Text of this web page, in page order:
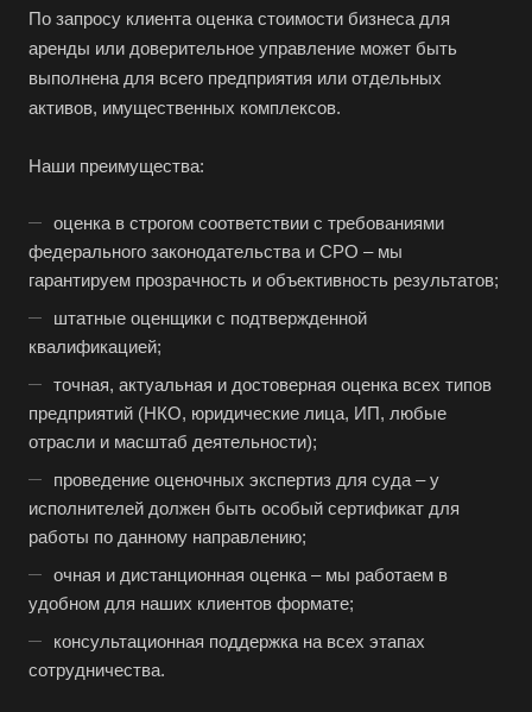
По запросу клиента оценка стоимости бизнеса для
аренды или доверительное управление может быть
выполнена для всего предприятия или отдельных
активов, имущественных комплексов.
Наши преимущества:
оценка в строгом соответствии с требованиями
федерального законодательства и СРО – мы
гарантируем прозрачность и объективность результатов;
штатные оценщики с подтвержденной
квалификацией;
точная, актуальная и достоверная оценка всех типов
предприятий (НКО, юридические лица, ИП, любые
отрасли и масштаб деятельности);
проведение оценочных экспертиз для суда – у
исполнителей должен быть особый сертификат для
работы по данному направлению;
очная и дистанционная оценка – мы работаем в
удобном для наших клиентов формате;
консультационная поддержка на всех этапах
сотрудничества.
Бирск
Бирюч
Богородицк
Большой Камень
Бор
Борзя
Братск
Бронницы
Брянск
Буй